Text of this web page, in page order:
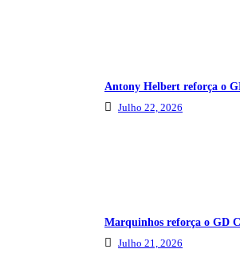
Antony Helbert reforça o
Julho 22, 2026
Marquinhos reforça o GD
Julho 21, 2026